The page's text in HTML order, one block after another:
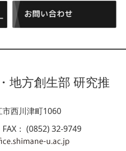
地方創生部 研究推
西川津町1060
： (0852) 32-9749